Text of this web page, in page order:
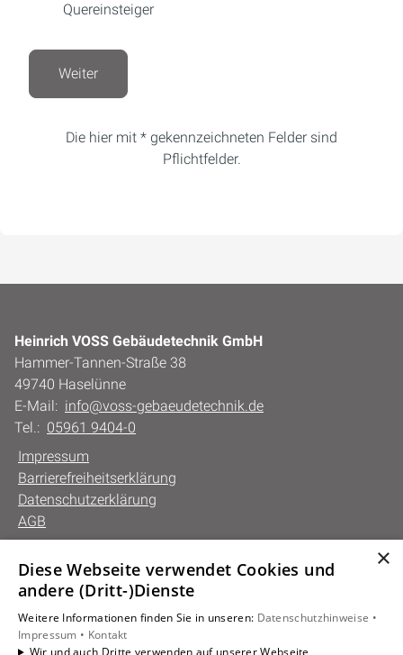
Quereinsteiger
Weiter
Die hier mit * gekennzeichneten Felder sind
Pflichtfelder.
Heinrich VOSS Gebäudetechnik GmbH
Hammer-Tannen-Straße 38
49740 Haselünne
E-Mail: info@voss-gebaeudetechnik.de
Tel.: 05961 9404-0
Impressum
Barrierefreiheitserklärung
Datenschutzerklärung
AGB
Unsere Bereiche
Gewerbekunden
Karriere
×
Diese Webseite verwendet Cookies und
andere (Dritt-)Dienste
Weitere Informationen finden Sie in unseren: Datenschutzhinweise •
Impressum • Kontakt
Wir und auch Dritte verwenden auf unserer Webseite